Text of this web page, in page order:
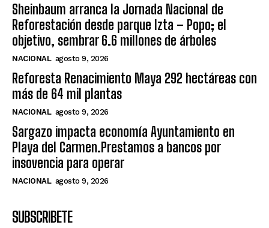
Sheinbaum arranca la Jornada Nacional de
Reforestación desde parque Izta – Popo; el
objetivo, sembrar 6.6 millones de árboles
NACIONAL agosto 9, 2026
Reforesta Renacimiento Maya 292 hectáreas con
más de 64 mil plantas
NACIONAL agosto 9, 2026
Sargazo impacta economía Ayuntamiento en
Playa del Carmen.Prestamos a bancos por
insovencia para operar
NACIONAL agosto 9, 2026
SUBSCRIBETE